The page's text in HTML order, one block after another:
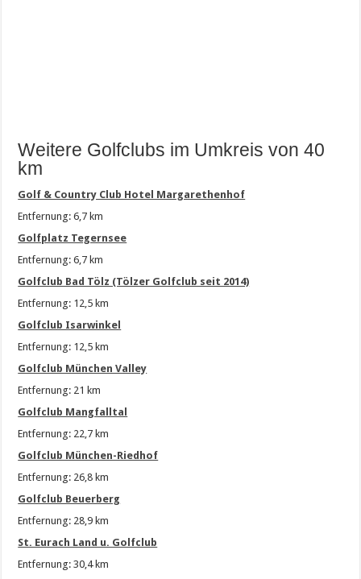
Weitere Golfclubs im Umkreis von 40
km
Golf & Country Club Hotel Margarethenhof
Entfernung: 6,7 km
Golfplatz Tegernsee
Entfernung: 6,7 km
Golfclub Bad Tölz (Tölzer Golfclub seit 2014)
Entfernung: 12,5 km
Golfclub Isarwinkel
Entfernung: 12,5 km
Golfclub München Valley
Entfernung: 21 km
Golfclub Mangfalltal
Entfernung: 22,7 km
Golfclub München-Riedhof
Entfernung: 26,8 km
Golfclub Beuerberg
Entfernung: 28,9 km
St. Eurach Land u. Golfclub
Entfernung: 30,4 km